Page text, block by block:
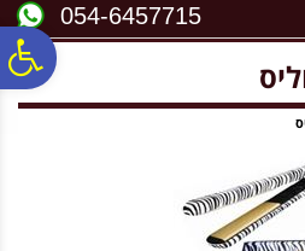
054-6457715